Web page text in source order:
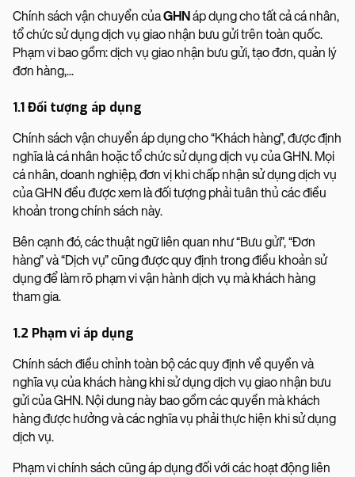
Chính sách vận chuyển củaGHNáp dụng cho tất cả cá nhân,
tổ chức sử dụng dịch vụ giao nhận bưu gửi trên toàn quốc.
Phạm vi bao gồm: dịch vụ giao nhận bưu gửi, tạo đơn, quản lý
đơn hàng,...
1.1 Đối tượng áp dụng
Chính sách vận chuyển áp dụng cho “Khách hàng”, được định
nghĩa là cá nhân hoặc tổ chức sử dụng dịch vụ của GHN. Mọi
cá nhân, doanh nghiệp, đơn vị khi chấp nhận sử dụng dịch vụ
của GHN đều được xem là đối tượng phải tuân thủ các điều
khoản trong chính sách này.
Bên cạnh đó, các thuật ngữ liên quan như “Bưu gửi”, “Đơn
hàng” và “Dịch vụ” cũng được quy định trong điều khoản sử
dụng để làm rõ phạm vi vận hành dịch vụ mà khách hàng
tham gia.
1.2 Phạm vi áp dụng
Chính sách điều chỉnh toàn bộ các quy định về quyền và
nghĩa vụ của khách hàng khi sử dụng dịch vụ giao nhận bưu
gửi của GHN. Nội dung này bao gồm các quyền mà khách
hàng được hưởng và các nghĩa vụ phải thực hiện khi sử dụng
dịch vụ.
Phạm vi chính sách cũng áp dụng đối với các hoạt động liên